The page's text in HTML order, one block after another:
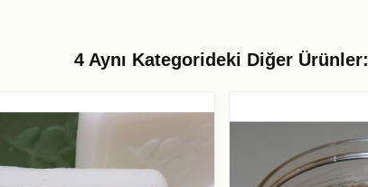
4 Aynı Kategorideki Diğer Ürünler: